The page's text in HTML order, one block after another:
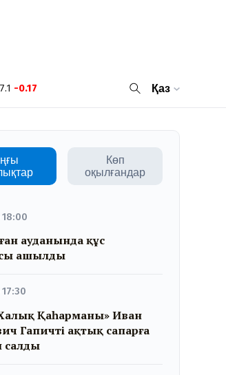
-0.17 Қаз
Көп
оқылғандар
ауданында құс
ашылды
Қаһарманы» Иван
Гапичті ақтық сапарға